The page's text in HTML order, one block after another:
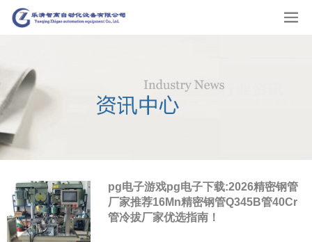
pg电子游戏pg电子下载:2026精密钢管
厂家推荐16Mn精密钢管Q345B管40Cr
管冷拔厂家优选指南！